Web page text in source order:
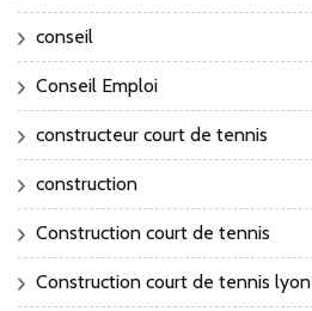
conseil
Conseil Emploi
constructeur court de tennis
construction
Construction court de tennis
Construction court de tennis lyon